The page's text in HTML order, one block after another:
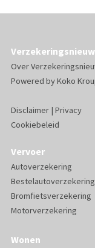
Over
Powered byKoko
Disclaimer| Privacy
Cookiebeleid
Vervoer
Autoverzekering
Bestelautoverzekering
Bromfietsverzekering
Motorverzekering
Wonen